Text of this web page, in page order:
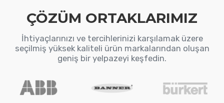
ÇÖZÜM ORTAKLARIMIZ
İhtiyaçlarınızı ve tercihlerinizi karşılamak üzere
seçilmiş yüksek kaliteli ürün markalarından oluşan
geniş bir yelpazeyi keşfedin.